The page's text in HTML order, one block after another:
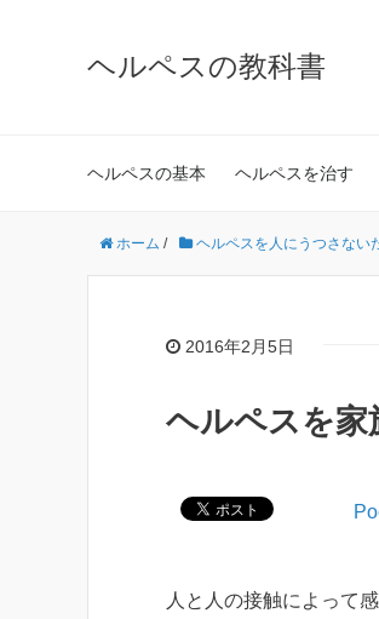
ヘルペスの教科書
ヘルペスの基本 ヘルペスを治す
ホーム / ヘルペスを人にうつさない
2016年2月5日
ヘルペスを家
人と人の接触によって